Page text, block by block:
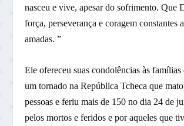
nasceu e vive, apesar do sofrimento. Que
força, perseverança e coragem constantes
amadas. ”
Ele ofereceu suas condolências às famílias
um tornado na República Tcheca que
pessoas e feriu mais de 150 no dia 24 de
pelos mortos e feridos e por aqueles que